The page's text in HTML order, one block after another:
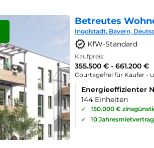
Betreutes
Ingolstadt, Bayern,
KfW-Standard
Kaufpreis:
355.500 € - 661.200 €
Courtagefrei für Käufer -
Energieeffizienter
144 Einheiten
✓
150.000 €
✓
10